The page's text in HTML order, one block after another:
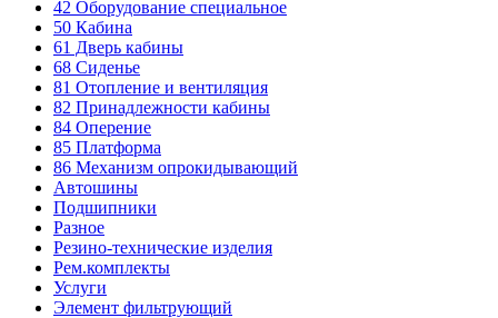
42 Оборудование специальное
50 Кабина
61 Дверь кабины
68 Сиденье
81 Отопление и вентиляция
82 Принадлежности кабины
84 Оперение
85 Платформа
86 Механизм опрокидывающий
Автошины
Подшипники
Разное
Резино-технические изделия
Рем.комплекты
Услуги
Элемент фильтрующий